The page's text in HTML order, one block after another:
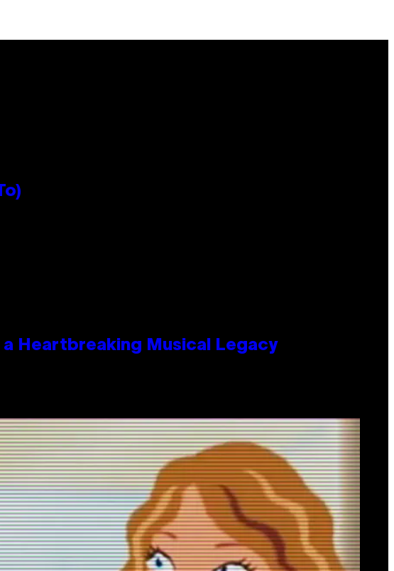
Heartbreaking Musical Legacy